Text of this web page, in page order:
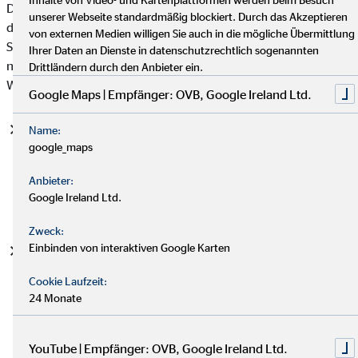
Datenschutzgrundverordnung (DSGVO), auf deren Basis wir
die personenbezogenen Daten verarbeiten, mit. Bitte beachten
Sie, dass zusätzlich zu den Regelungen der DSGVO die
nationalen Datenschutzvorgaben in Ihrem bzw. unserem
Wohn- und Sitzland gelten können.
Einwilligung (Art. 6 Abs. 1 S. 1 lit. a DSGVO)
betroffene Person hat ihre Einwilligung in die Verarbeitung
spezifischen Zweck oder mehrere bestimmte Zwecke
gegeben.
Vertragserfüllung und vorvertragliche Anfragen (Art. 6
Erfüllung eines Vertrags, dessen Vertragspartei die
der betroffenen Person erfolgen.
unserer Webseite standardmäßig blockiert. Durch das Akzeptieren
von externen Medien willigen Sie auch in die mögliche Übermittlung
Ihrer Daten an Dienste in datenschutzrechtlich sogenannten
Drittländern durch den Anbieter ein.
Google Maps | Empfänger: OVB, Google Ireland Ltd.
Name:
google_maps
Anbieter:
Google Ireland Ltd.
Zweck:
Einbinden von interaktiven Google Karten
Cookie Laufzeit:
24 Monate
YouTube | Empfänger: OVB, Google Ireland Ltd.